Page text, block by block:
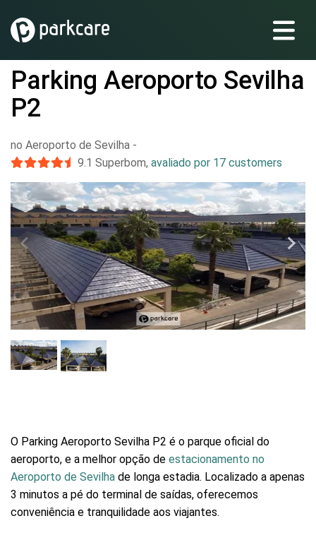
Parking Aeroporto Sevilha
P2
no Aeroporto de Sevilha -
9.1 Superbom, avaliado por 17 customers
O Parking Aeroporto Sevilha P2 é o parque oficial do
aeroporto, e a melhor opção de estacionamento no
Aeroporto de Sevilha de longa estadia. Localizado a apenas
3 minutos a pé do terminal de saídas, oferecemos
conveniência e tranquilidade aos viajantes.